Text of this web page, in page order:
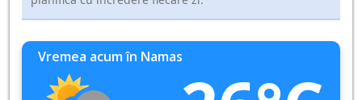
Vremea acum în Namas